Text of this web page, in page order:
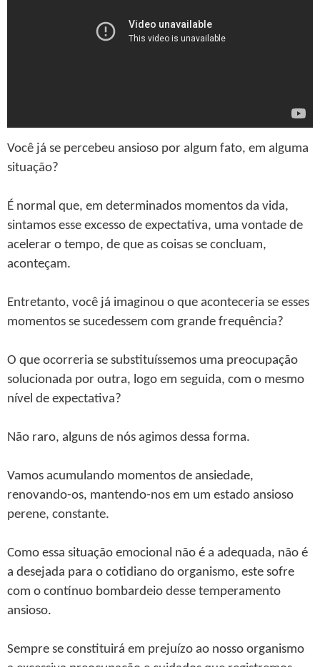
Você já se percebeu ansioso por algum fato, em alguma
situação?
É normal que, em determinados momentos da vida,
sintamos esse excesso de expectativa, uma vontade de
acelerar o tempo, de que as coisas se concluam,
aconteçam.
Entretanto, você já imaginou o que aconteceria se esses
momentos se sucedessem com grande frequência?
O que ocorreria se substituíssemos uma preocupação
solucionada por outra, logo em seguida, com o mesmo
nível de expectativa?
Não raro, alguns de nós agimos dessa forma.
Vamos acumulando momentos de ansiedade,
renovando-os, mantendo-nos em um estado ansioso
perene, constante.
Como essa situação emocional não é a adequada, não é
a desejada para o cotidiano do organismo, este sofre
com o contínuo bombardeio desse temperamento
ansioso.
Sempre se constituirá em prejuízo ao nosso organismo